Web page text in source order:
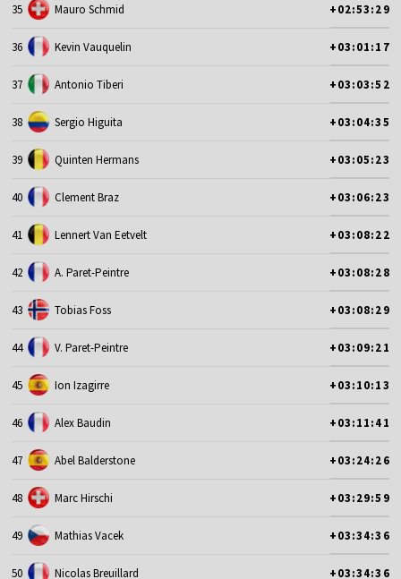
35 Mauro Schmid +02:53:29
36 Kevin Vauquelin +03:01:17
37 Antonio Tiberi +03:03:52
38 Sergio Higuita +03:04:35
39 Quinten Hermans +03:05:23
40 Clement Braz +03:06:23
41 Lennert Van Eetvelt +03:08:22
42 A. Paret-Peintre +03:08:28
43 Tobias Foss +03:08:29
44 V. Paret-Peintre +03:09:21
45 Ion Izagirre +03:10:13
46 Alex Baudin +03:11:41
47 Abel Balderstone +03:24:26
48 Marc Hirschi +03:29:59
49 Mathias Vacek +03:34:36
50 Nicolas Breuillard +03:34:36